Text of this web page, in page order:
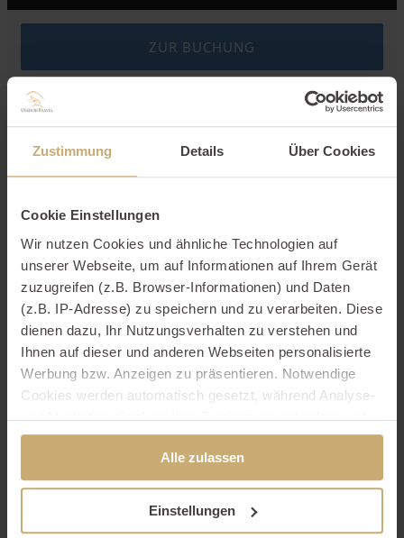
Zustimmung Details Über Cookies
Cookie Einstellungen
Wir nutzen Cookies und ähnliche Technologien auf
unserer Webseite, um auf Informationen auf Ihrem Gerät
zuzugreifen (z.B. Browser-Informationen) und Daten
(z.B. IP-Adresse) zu speichern und zu verarbeiten. Diese
dienen dazu, Ihr Nutzungsverhalten zu verstehen und
Ihnen auf dieser und anderen Webseiten personalisierte
Werbung bzw. Anzeigen zu präsentieren. Notwendige
Cookies werden automatisch gesetzt, während Analyse-
und Marketing-Cookies Ihre Zustimmung erfordern und
auch außerhalb der EU/EWR, z.B. in den USA,
verarbeitet werden, wo Ihre Daten nicht mit den gleichen
Datenschutzstandards geschützt sind wie in der EU.
Alle zulassen
Einstellungen
ZUR BUCHUNG
4,9 71 Bewertungen
Nichtraucherhaus
Haustier erlaubt
private Sauna
Balkon
Stellplatz
Tiefgarage
Kamin
1/15
2/15
3/15
4/15
5/15
6/15
7/15
8/15
12/15
13/15
15/15